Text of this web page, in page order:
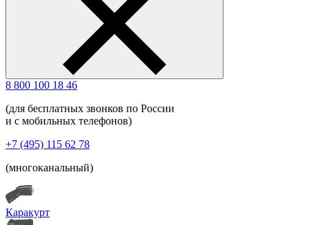
8 800 100 18 46
(для бесплатных звонков по России
и с мобильных телефонов)
+7 (495) 115 62 78
(многоканальный)
Каракурт